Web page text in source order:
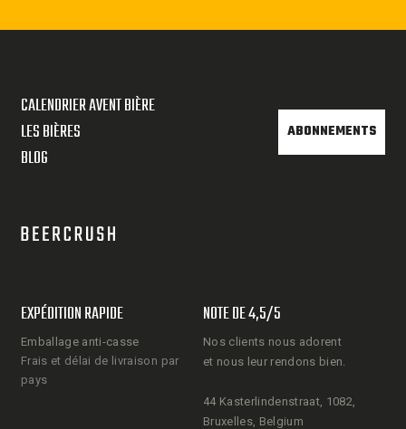
CALENDRIER AVENT BIÈRE
LES BIÈRES
BLOG
ABONNEMENTS
EXPÉDITION RAPIDE
Emballage anti-casse
Frais et délai de livraison par
pays
NOTE DE 4,5/5
Nos clients nous adorent
et nous leur rendons bien.
44 Kasterlindenstraat, 1082,
Bruxelles, Belgium